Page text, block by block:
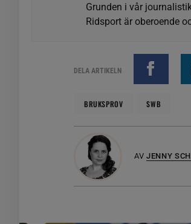
Grunden i vår
Ridsport är oberoende
DELA ARTIKELN
BRUKSPROV SWB
AV JENNY